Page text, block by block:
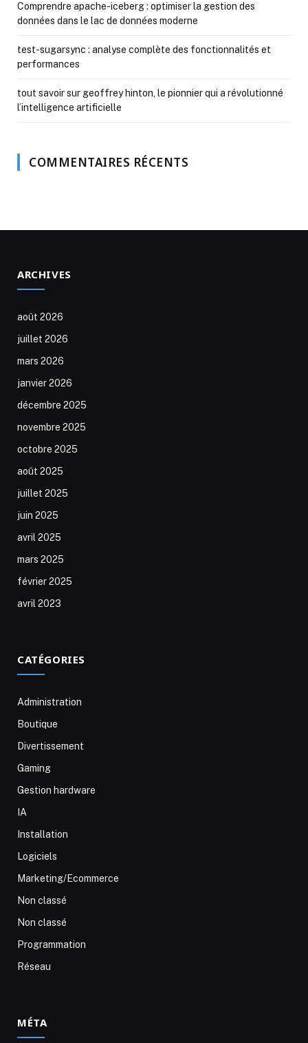
Comprendre apache-iceberg : optimiser la gestion des
données dans le lac de données moderne
test-sugarsync : analyse complète des fonctionnalités et
performances
tout savoir sur geoffrey hinton, le pionnier qui a révolutionné
l’intelligence artificielle
COMMENTAIRES RÉCENTS
ARCHIVES
août 2026
juillet 2026
mars 2026
janvier 2026
décembre 2025
novembre 2025
octobre 2025
août 2025
juillet 2025
juin 2025
avril 2025
mars 2025
février 2025
avril 2023
CATÉGORIES
Administration
Boutique
Divertissement
Gaming
Gestion hardware
IA
Installation
Logiciels
Marketing/Ecommerce
Non classé
Non classé
Programmation
Réseau
MÉTA